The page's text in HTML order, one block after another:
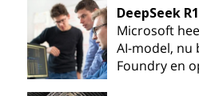
DeepSeek
Microsoft
AI-model, nu
Foundry en